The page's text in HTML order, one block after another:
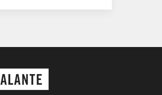
Autant dire que c’est